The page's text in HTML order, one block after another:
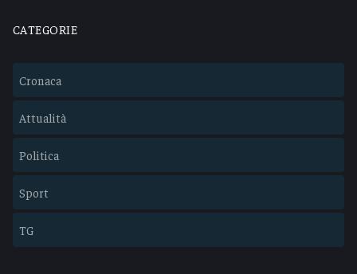
CATEGORIE
Cronaca
Attualità
Politica
Sport
TG